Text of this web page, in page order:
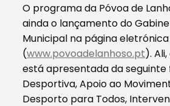
O programa da Póvoa de
ainda o lançamento do
Municipal na página
(www.povoadelanhoso.pt).
está apresentada da
Desportiva, Apoio ao
Desporto para Todos,